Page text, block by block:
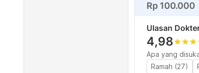
Rp 100.000
Ulasan
4,98starstarstar
Apa yang
Ramah (27)